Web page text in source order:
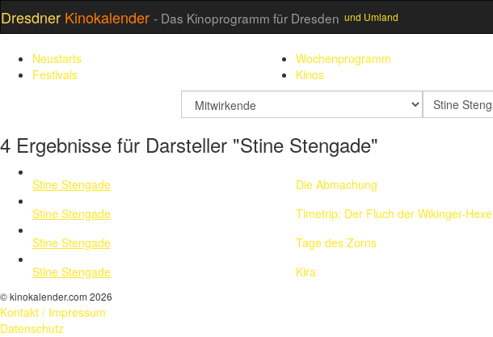
Dresdner Kinokalender - Das Kinoprogramm für Dresden und Umland
Neustarts Wochenprogramm
Festivals
Kinos
suchfeld
Suchbegriff
4 Ergebnisse für Darsteller "Stine Stengade"
Stine Stengade Die Abmachung
Stine Stengade
Timetrip: Der Fluch der Wikinger-Hexe
Stine Stengade
Tage des Zorns
Stine Stengade
Kira
© kinokalender.com 2026
Kontakt / Impressum
Datenschutz